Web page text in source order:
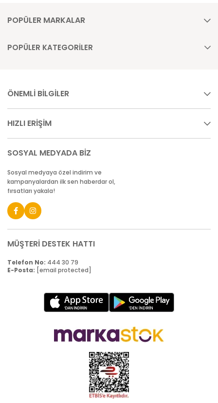
POPÜLER MARKALAR
POPÜLER KATEGORİLER
ÖNEMLİ BİLGİLER
HIZLI ERİŞİM
SOSYAL MEDYADA BİZ
Sosyal medyaya özel indirim ve
kampanyalardan ilk sen haberdar ol,
fırsatları yakala!
MÜŞTERİ DESTEK HATTI
Telefon No: 444 30 79
E-Posta: [email protected]